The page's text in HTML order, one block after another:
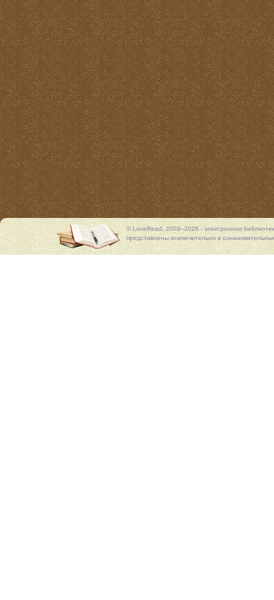
© LoveRead, 2009–2026 - электронная
представлены исключительно в